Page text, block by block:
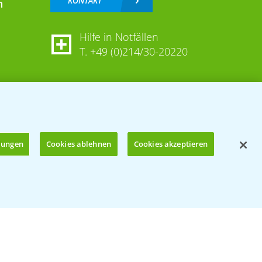
Hilfe in Notfällen
T. +49 (0)214/30-20220
Cookies ablehnen Cookies akzeptieren